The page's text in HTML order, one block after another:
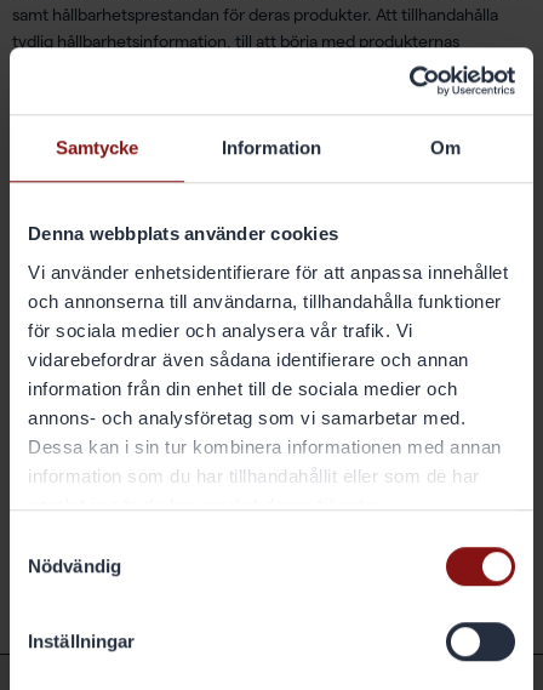
Samtycke Information Om
Denna webbplats använder cookies
Vi använder enhetsidentifierare för att anpassa innehållet
och annonserna till användarna, tillhandahålla funktioner
för sociala medier och analysera vår trafik. Vi
vidarebefordrar även sådana identifierare och annan
information från din enhet till de sociala medier och
annons- och analysföretag som vi samarbetar med.
Dessa kan i sin tur kombinera informationen med annan
information som du har tillhandahållit eller som de har
samlat in när du har använt deras tjänster.
Nödvändig
Inställningar
samt hållbarhetsprestandan för deras produkter. Att tillhandahålla
tydlig hållbarhetsinformation, till att börja med produkternas
klimatavtryck, är viktigt eftersom det skapar transparens och
"Att ha tredjepartsverifierade klimatavtryck på produktnivå gör det
möjligt för kunderna att förstå produkternas miljöpåverkan och göra
till att bygga ansvarsfulla leveranskedjor. Jag är väldigt stolt över hela
Gränges-teamet som har gjort detta möjligt”, säger Sofia Hedevåg,
SVP Sustainability på Gränges.
Gränges hållbarhetsplan fokuserar på att skapa cirkulära och hållbara
aluminiumlösningar och att stödja kunderna i deras arbete med
hållbarhet och minskad klimatpåverkan. Läs mer här
Juni 2024